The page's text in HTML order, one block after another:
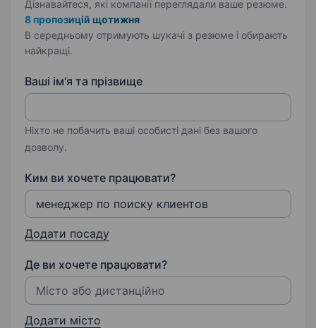
Дізнавайтеся, які компанії переглядали ваше резюме.
8 пропозицій щотижня
В середньому отримують шукачі з резюме і обирають
найкращі.
Ваші ім'я та прізвище
Ніхто не побачить ваші особисті дані без вашого
дозволу.
Ким ви хочете працювати?
Додати посаду
Де ви хочете працювати?
Додати місто